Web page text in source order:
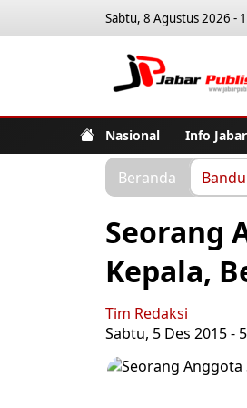
Sabtu, 8 Agustus 2026 -
Nasional Info Jabar
Beranda
Seorang
Kepala,
Tim Redaksi
Sabtu, 5 Des 2015 -